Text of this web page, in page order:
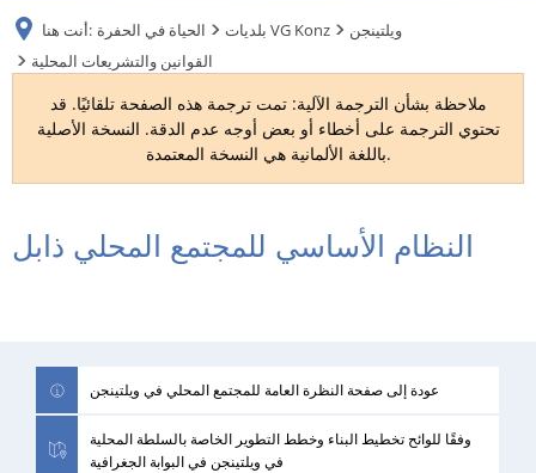
أنت هنا: الحياة في الحفرة بلديات VG Konz
ويلتينجن
القوانين والتشريعات المحلية
ملاحظة بشأن الترجمة الآلية: تمت ترجمة هذه الصفحة تلقائيًا. قد
تحتوي الترجمة على أخطاء أو بعض أوجه عدم الدقة. النسخة الأصلية
باللغة الألمانية هي النسخة المعتمدة.
القوانين
النظام الأساسي للمجتمع المحلي ذابل
عودة إلى صفحة النظرة العامة للمجتمع المحلي في ويلتينجن
وفقًا للوائح تخطيط البناء وخطط التطوير الخاصة بالسلطة المحلية
في ويلتينجن في البوابة الجغرافية